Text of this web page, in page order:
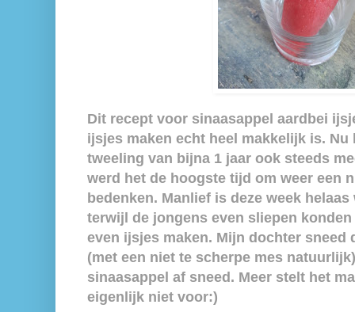
Dit recept voor sinaasappel aardbei
ijsjes maken echt heel makkelijk is. Nu
tweeling van bijna 1 jaar ook steeds
werd het de hoogste tijd om weer een
bedenken. Manlief is deze week
terwijl de jongens even sliepen
even ijsjes maken. Mijn dochter sneed
(met een niet te scherpe mes
sinaasappel af sneed. Meer stelt het
eigenlijk niet voor:)